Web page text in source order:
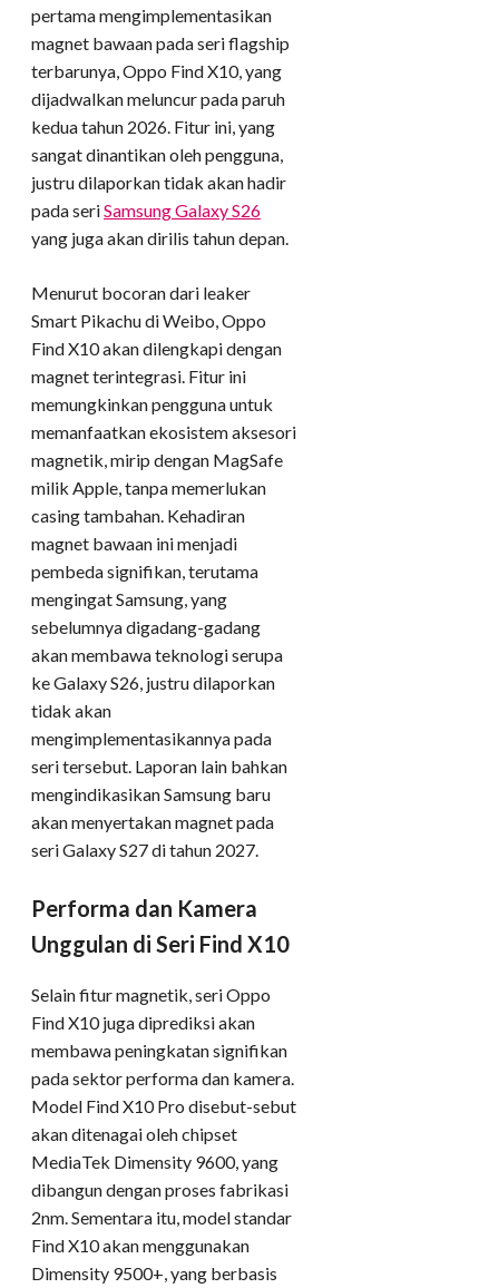
pertama mengimplementasikan
magnet bawaan pada seri flagship
terbarunya, Oppo Find X10, yang
dijadwalkan meluncur pada paruh
kedua tahun 2026. Fitur ini, yang
sangat dinantikan oleh pengguna,
justru dilaporkan tidak akan hadir
pada seriSamsung Galaxy S26
yang juga akan dirilis tahun depan.
Menurut bocoran dari leaker
Smart Pikachu di Weibo, Oppo
Find X10 akan dilengkapi dengan
magnet terintegrasi. Fitur ini
memungkinkan pengguna untuk
memanfaatkan ekosistem aksesori
magnetik, mirip dengan MagSafe
milik Apple, tanpa memerlukan
casing tambahan. Kehadiran
magnet bawaan ini menjadi
pembeda signifikan, terutama
mengingat Samsung, yang
sebelumnya digadang-gadang
akan membawa teknologi serupa
ke Galaxy S26, justru dilaporkan
tidak akan
mengimplementasikannya pada
seri tersebut. Laporan lain bahkan
mengindikasikan Samsung baru
akan menyertakan magnet pada
seri Galaxy S27 di tahun 2027.
Performa dan Kamera
Unggulan di Seri Find X10
Selain fitur magnetik, seri Oppo
Find X10 juga diprediksi akan
membawa peningkatan signifikan
pada sektor performa dan kamera.
Model Find X10 Pro disebut-sebut
akan ditenagai oleh chipset
MediaTek Dimensity 9600, yang
dibangun dengan proses fabrikasi
2nm. Sementara itu, model standar
Find X10 akan menggunakan
Dimensity 9500+, yang berbasis